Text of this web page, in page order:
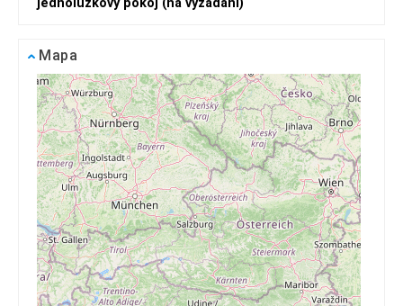
jednolůžkový pokoj (na vyžádání)
Mapa